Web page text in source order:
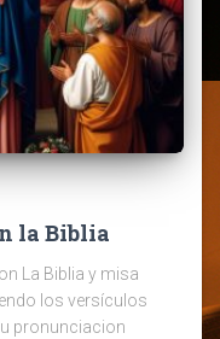
la Biblia
La Biblia y misa
los versículos
pronunciacion